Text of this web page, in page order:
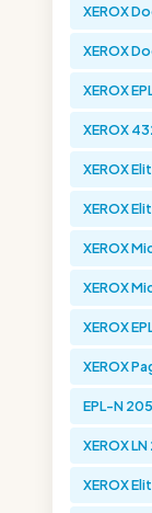
XEROX
XEROX
XEROX
XEROX
XEROX
XEROX
XEROX
XEROX
XEROX
XEROX
EPL-N
XEROX LN
XEROX